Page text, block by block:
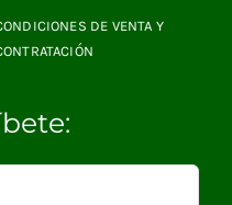
DE VENTA Y